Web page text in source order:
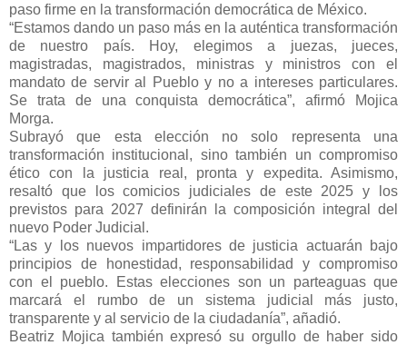
paso firme en la transformación democrática de México.
“Estamos dando un paso más en la auténtica transformación
de nuestro país. Hoy, elegimos a juezas, jueces,
magistradas, magistrados, ministras y ministros con el
mandato de servir al Pueblo y no a intereses particulares.
Se trata de una conquista democrática”, afirmó Mojica
Morga.
Subrayó que esta elección no solo representa una
transformación institucional, sino también un compromiso
ético con la justicia real, pronta y expedita. Asimismo,
resaltó que los comicios judiciales de este 2025 y los
previstos para 2027 definirán la composición integral del
nuevo Poder Judicial.
“Las y los nuevos impartidores de justicia actuarán bajo
principios de honestidad, responsabilidad y compromiso
con el pueblo. Estas elecciones son un parteaguas que
marcará el rumbo de un sistema judicial más justo,
transparente y al servicio de la ciudadanía”, añadió.
Beatriz Mojica también expresó su orgullo de haber sido